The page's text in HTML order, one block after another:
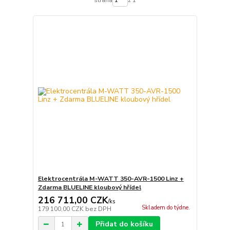
Elektrocentrála M-WATT 350-AVR-1500 Linz +
Zdarma BLUELINE kloubový hřídel
216 711,00 CZK/ks
179 100,00 CZK bez DPH Skladem do týdne.
Přidat do košíku